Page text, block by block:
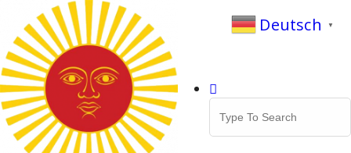
Inhalt
springen
Search
for:
Deutsch ▼